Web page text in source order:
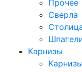
Прочее
Сверла
Карнизы